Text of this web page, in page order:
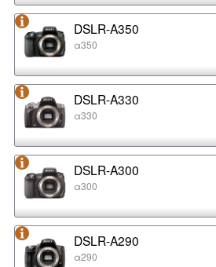
DSLR-A350
α350
DSLR-A330
α330
DSLR-A300
α300
DSLR-A290
α290